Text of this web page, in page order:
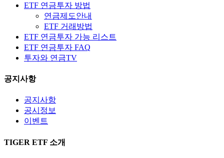
ETF 연금투자 방법
연금제도안내
ETF 거래방법
ETF 연금투자 가능 리스트
ETF 연금투자 FAQ
투자와 연금TV
공지사항
공지사항
공시정보
이벤트
TIGER ETF 소개